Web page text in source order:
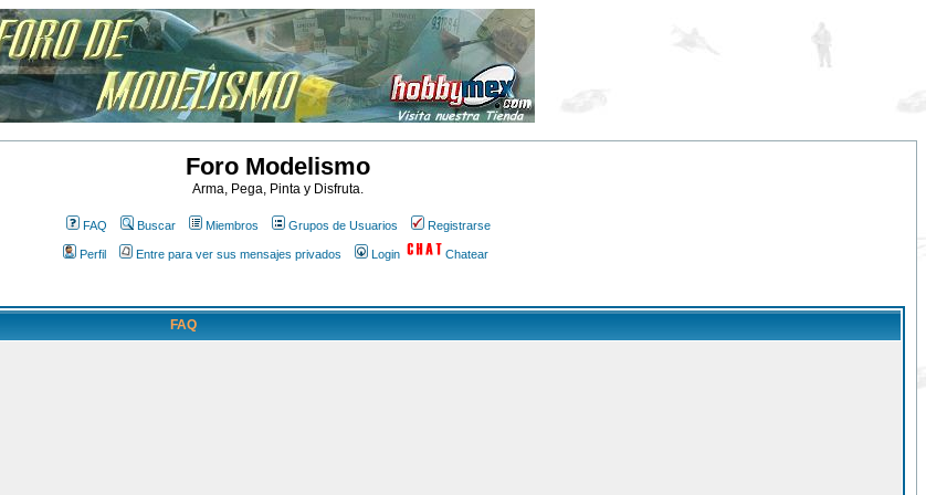
Foro Modelismo
Arma, Pega, Pinta y Disfruta.
FAQ Buscar Miembros Grupos de Usuarios Registrarse
Perfil Entre para ver sus mensajes privados Login Chatear
FAQ